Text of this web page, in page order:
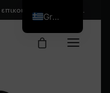
επικοινωνήστε μαζί μας.
Greek